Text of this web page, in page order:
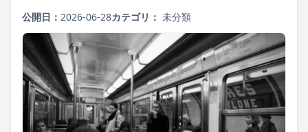
公開日： 2026-06-28カテゴリ： 未分類